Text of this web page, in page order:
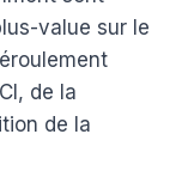
value sur le
de la
de la